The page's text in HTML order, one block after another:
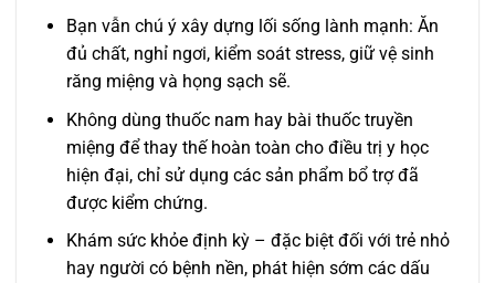
Bạn vẫn chú ý xây dựng lối sống lành mạnh: Ăn
đủ chất, nghỉ ngơi, kiểm soát stress, giữ vệ sinh
răng miệng và họng sạch sẽ.
Không dùng thuốc nam hay bài thuốc truyền
miệng để thay thế hoàn toàn cho điều trị y học
hiện đại, chỉ sử dụng các sản phẩm bổ trợ đã
được kiểm chứng.
Khám sức khỏe định kỳ – đặc biệt đối với trẻ nhỏ
hay người có bệnh nền, phát hiện sớm các dấu